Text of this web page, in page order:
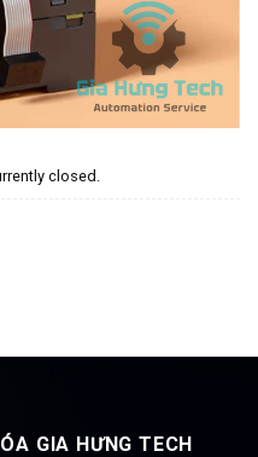
closed.
GIA HƯNG TECH